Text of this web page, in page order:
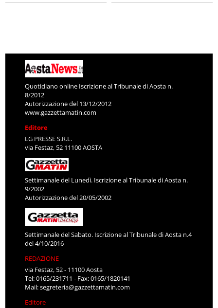
Quotidiano online Iscrizione al Tribunale di Aosta n.
8/2012
Autorizzazione del 13/12/2012
www.gazzettamatin.com
Editore
LG PRESSE S.R.L.
via Festaz, 52 11100 AOSTA
Settimanale del Lunedì. Iscrizione al Tribunale di Aosta n.
9/2002
Autorizzazione del 20/05/2002
Settimanale del Sabato. Iscrizione al Tribunale di Aosta n.4
del 4/10/2016
REDAZIONE
via Festaz, 52 - 11100 Aosta
Tel: 0165/231711 - Fax: 0165/1820141
Mail:segreteria@gazzettamatin.com
Editore